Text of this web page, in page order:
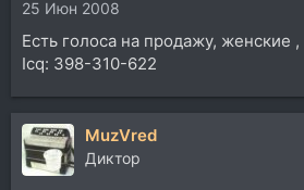
25 Июн 2008
Есть голоса на продажу, женские
Icq: 398-310-622
MuzVred
Диктор